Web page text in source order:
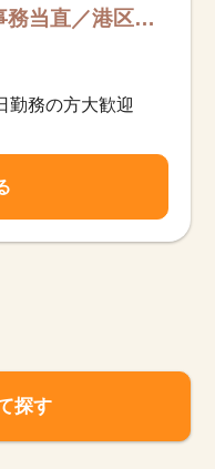
当直／港区／
勤務の方大歓迎
探す